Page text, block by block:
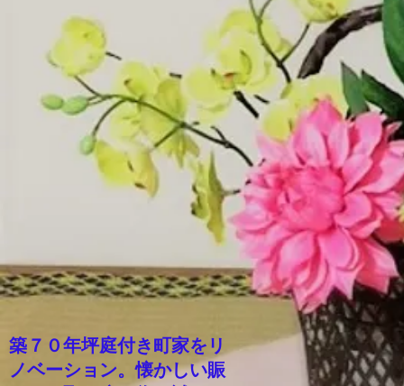
築７０年坪庭付き町家をリ
ノベーション。懐かしい賑